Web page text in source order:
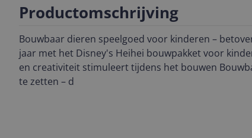
Productomschrijving
Bouwbaar dieren speelgoed voor kinderen –
jaar met het Disney's Heihei bouwpakket voor
en creativiteit stimuleert tijdens het bouwen
te zetten – d